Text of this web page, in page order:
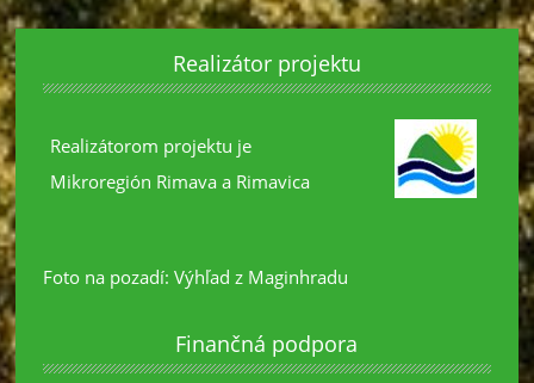
Realizátor projektu
Realizátorom projektu je
Mikroregión Rimava a Rimavica
Foto na pozadí: Výhľad z Maginhradu
Finančná podpora